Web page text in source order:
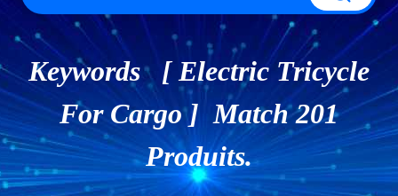
Keywords [ Electric Tricycle
For Cargo ] Match 201
Produits.